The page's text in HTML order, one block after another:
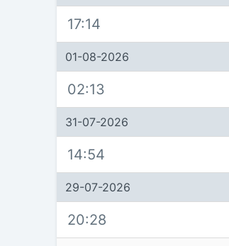
17:14
01-08-2026
02:13
31-07-2026
14:54
29-07-2026
20:28